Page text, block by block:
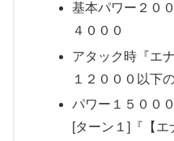
基本パワー２０
４０００
アタック時『エ
１２０００以下
パワー１５００
[ターン１]『【エ